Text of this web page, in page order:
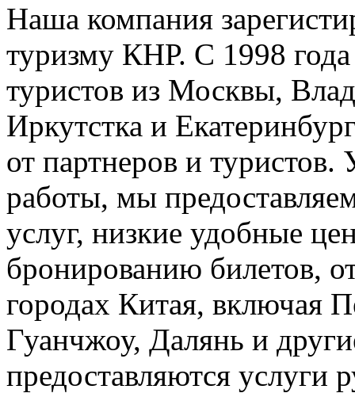
Наша компания
туризму КНР. С 1998
туристов из Москвы,
Иркутстка и
от партнеров и
работы, мы
услуг, низкие удобные
бронированию билетов,
городах Китая, включая
Гуанчжоу, Далянь и
предоставляются услуги